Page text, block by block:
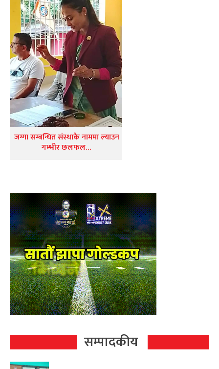
जग्गा सम्बन्धित संस्थाकै नाममा ल्याउन
गम्भीर छलफल…
सम्पादकीय